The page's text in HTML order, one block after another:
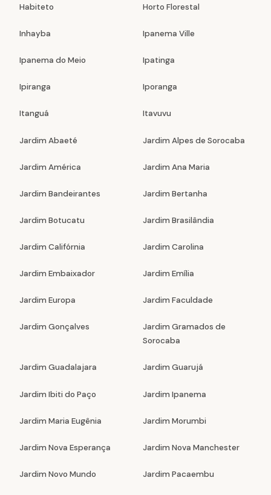
Habiteto Horto Florestal
Inhayba Ipanema Ville
Ipanema do Meio Ipatinga
Ipiranga Iporanga
Itanguá Itavuvu
Jardim Abaeté Jardim Alpes de Sorocaba
Jardim América Jardim Ana Maria
Jardim Bandeirantes Jardim Bertanha
Jardim Botucatu Jardim Brasilândia
Jardim Califórnia Jardim Carolina
Jardim Embaixador Jardim Emília
Jardim Europa Jardim Faculdade
Jardim Gonçalves
Jardim Gramados de
Sorocaba
Jardim Guadalajara Jardim Guarujá
Jardim Ibiti do Paço Jardim Ipanema
Jardim Maria Eugênia Jardim Morumbi
Jardim Nova Esperança Jardim Nova Manchester
Jardim Novo Mundo Jardim Pacaembu